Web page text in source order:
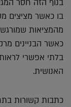
בנוף הזה חסר
בו כאשר מציצים
מהמציאות
כאשר הבניינים
בלתי אפשרי
האנושית.
כתבות קשורות